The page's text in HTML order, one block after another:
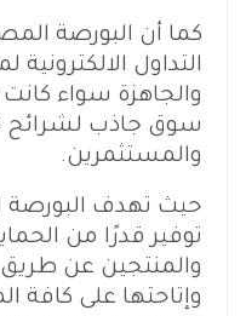
كما أن البورصة
التداول
والجاهزة سواء كانت
سوق جاذب لشرائح
والمستثمرين.
حيث تهدف البورصة
توفير قدرًا من
والمنتجين عن
وإتاحتها على كافة